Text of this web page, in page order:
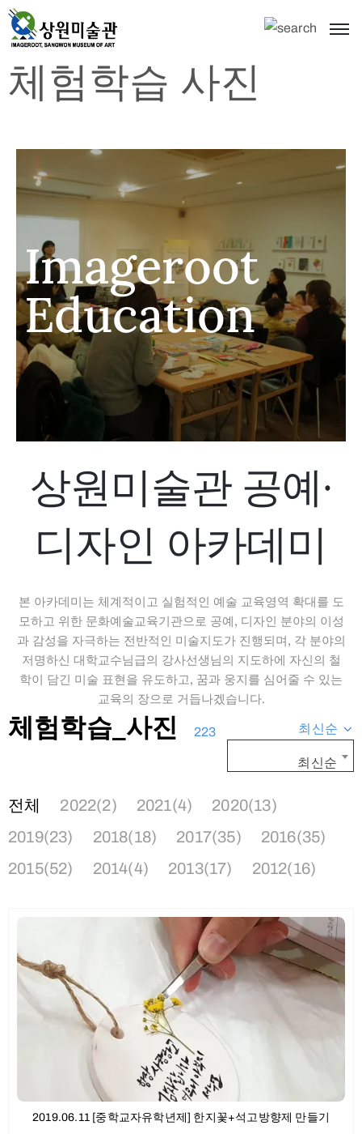
체험학습 사진
Imageroot
Education
상원미술관 공예·
디자인 아카데미
본 아카데미는 체계적이고 실험적인 예술 교육영역 확대를 도
모하고 위한 문화예술교육기관으로 공예, 디자인 분야의 이성
과 감성을 자극하는 전반적인 미술지도가 진행되며, 각 분야의
저명하신 대학교수님급의 강사선생님의 지도하에 자신의 철
학이 담긴 미술 표현을 유도하고, 꿈과 웅지를 심어줄 수 있는
교육의 장으로 거듭나겠습니다.
체험학습_사진 223 최신순
최신순
전체 2022(2) 2021(4)
2020(13)
2019(23)
2018(18) 2017(35)
2016(35)
2015(52)
2014(4) 2013(17) 2012(16)
2019.06.11 [중학교자유학년제] 한지꽃+석고방향제 만들기